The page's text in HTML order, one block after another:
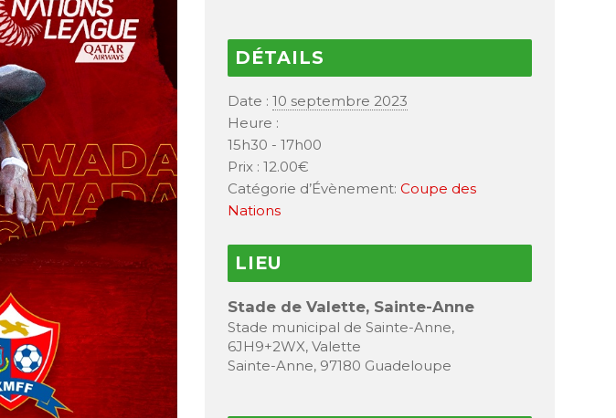
DÉTAILS
Date : 10 septembre 2023
Heure :
15h30 - 17h00
Prix : 12.00€
Catégorie d’Évènement: Coupe des
Nations
LIEU
Stade de Valette, Sainte-Anne
Stade municipal de Sainte-Anne,
6JH9+2WX, Valette
Sainte-Anne, 97180 Guadeloupe